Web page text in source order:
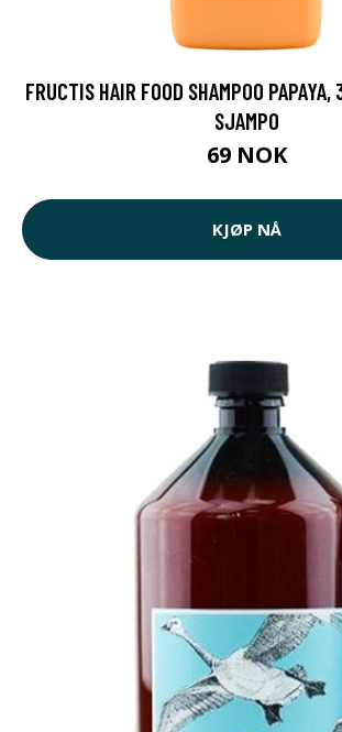
FRUCTIS HAIR FOOD SHAMPOO
SJAMPO
69 NOK
KJØP NÅ